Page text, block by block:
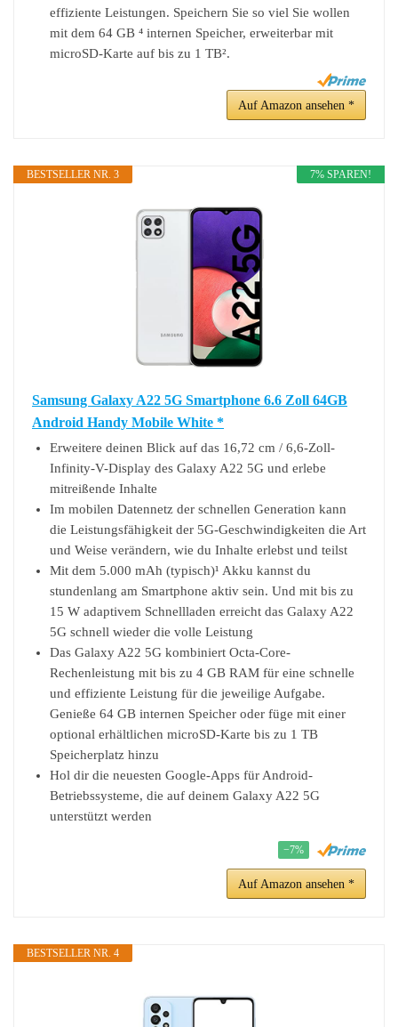
effiziente Leistungen. Speichern Sie so viel Sie wollen
mit dem 64 GB ⁴ internen Speicher, erweiterbar mit
microSD-Karte auf bis zu 1 TB².
Auf Amazon ansehen *
7% SPAREN!
BESTSELLER NR. 3
Samsung Galaxy A22 5G Smartphone 6.6 Zoll 64GB
Android Handy Mobile White *
Erweitere deinen Blick auf das 16,72 cm / 6,6-Zoll-
Infinity-V-Display des Galaxy A22 5G und erlebe
mitreißende Inhalte
Im mobilen Datennetz der schnellen Generation kann
die Leistungsfähigkeit der 5G-Geschwindigkeiten die Art
und Weise verändern, wie du Inhalte erlebst und teilst
Mit dem 5.000 mAh (typisch)¹ Akku kannst du
stundenlang am Smartphone aktiv sein. Und mit bis zu
15 W adaptivem Schnellladen erreicht das Galaxy A22
5G schnell wieder die volle Leistung
Das Galaxy A22 5G kombiniert Octa-Core-
Rechenleistung mit bis zu 4 GB RAM für eine schnelle
und effiziente Leistung für die jeweilige Aufgabe.
Genieße 64 GB internen Speicher oder füge mit einer
optional erhältlichen microSD-Karte bis zu 1 TB
Speicherplatz hinzu
Hol dir die neuesten Google-Apps für Android-
Betriebssysteme, die auf deinem Galaxy A22 5G
unterstützt werden
−7%
Auf Amazon ansehen *
BESTSELLER NR. 4